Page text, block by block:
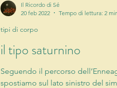
il tipo saturnino
Seguendo il percorso
spostiamo sul lato sinistro del
tipi di corpo
Il Ricordo di Sé
20 feb 2022
Tempo di lettura: 2